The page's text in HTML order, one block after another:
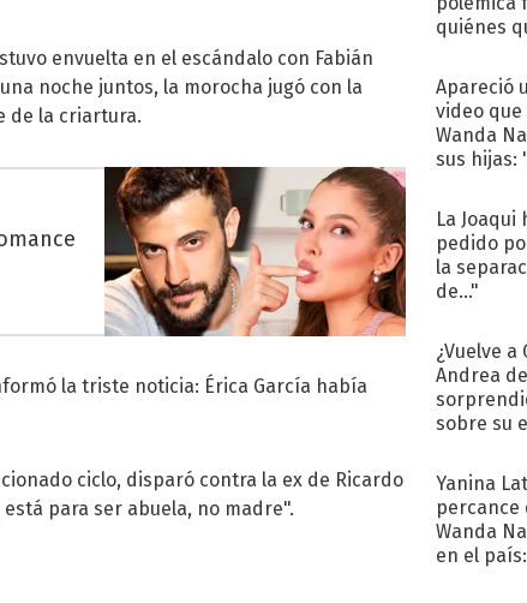
envuelta en el escándalo con Fabián
noche juntos, la morocha jugó con la
de la criartura.
la triste noticia: Érica García había
ciclo, disparó contra la ex de Ricardo
para ser abuela, no madre".
quiénes
Apareció
video que
Wanda
sus hijas:
La
pedido
la
de..."
¿Vuelve a
Andrea
sobre su
Yanina
percance
Wanda
en el